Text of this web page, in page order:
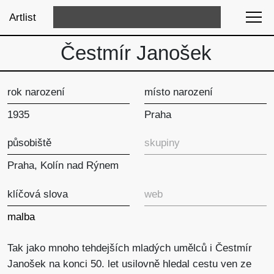
Artlist
Čestmír Janošek
rok narození
1935
místo narození
Praha
působiště
Praha, Kolín nad Rýnem
skupiny
klíčová slova
malba
web
Tak jako mnoho tehdejších mladých umělců i Čestmír
Janošek na konci 50. let usilovně hledal cestu ven ze